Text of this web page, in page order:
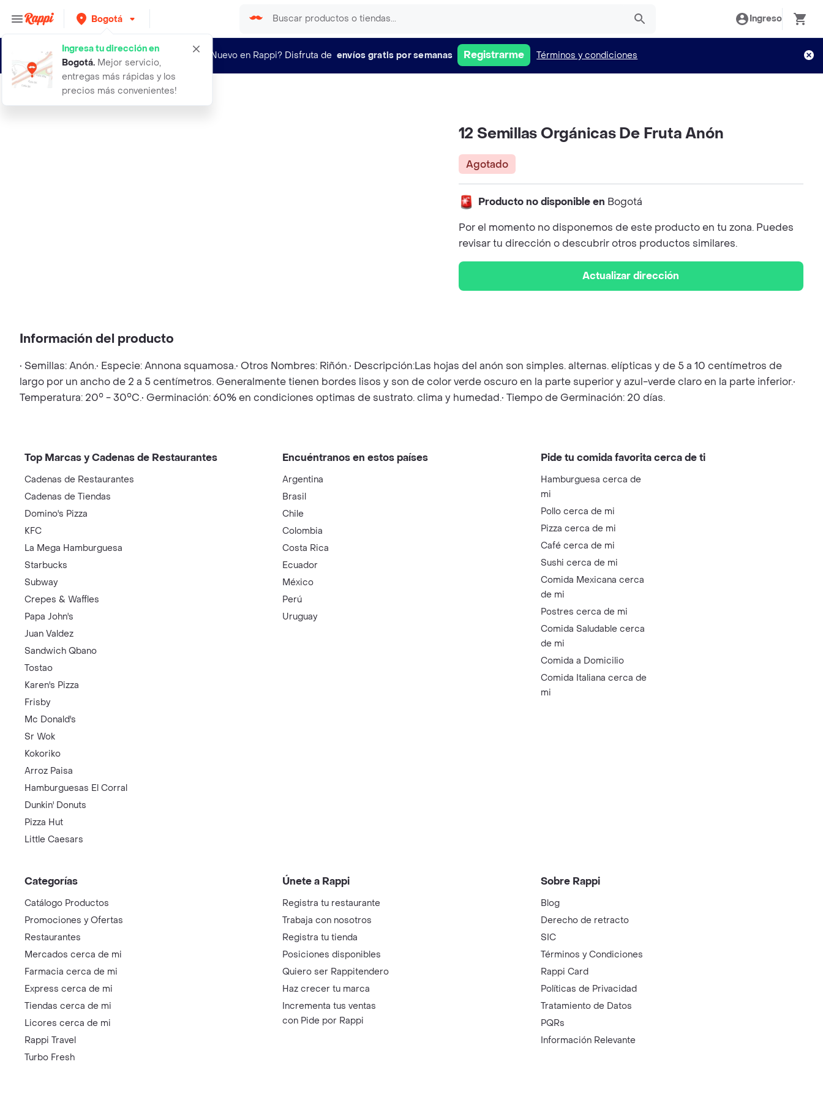
Bogotá
Ingresa tu dirección en
Bogotá. Mejor servicio,
entregas más rápidas y los
precios más convenientes!
Ingreso
¿Nuevo en Rappi? Disfruta de envíos gratis por semanas Registrarme Términos y condiciones
12 semillas organicas de fruta anon
12 Semillas Orgánicas De Fruta Anón
Agotado
Producto no disponible en Bogotá
Por el momento no disponemos de este producto en tu zona. Puedes
revisar tu dirección o descubrir otros productos similares.
Actualizar dirección
Información del producto
• Semillas: Anón.• Especie: Annona squamosa.• Otros Nombres: Riñón.• Descripción:Las hojas del anón son simples. alternas. elípticas y de 5 a 10 centímetros de
largo por un ancho de 2 a 5 centímetros. Generalmente tienen bordes lisos y son de color verde oscuro en la parte superior y azul-verde claro en la parte inferior.•
Temperatura: 20° - 30°C.• Germinación: 60% en condiciones optimas de sustrato. clima y humedad.• Tiempo de Germinación: 20 días.
Top Marcas y Cadenas de Restaurantes
Cadenas de Restaurantes
Cadenas de Tiendas
Domino's Pizza
KFC
La Mega Hamburguesa
Starbucks
Subway
Crepes & Waffles
Papa John's
Juan Valdez
Sandwich Qbano
Tostao
Karen's Pizza
Frisby
Mc Donald's
Sr Wok
Kokoriko
Arroz Paisa
Hamburguesas El Corral
Dunkin' Donuts
Pizza Hut
Little Caesars
Encuéntranos en estos países
Argentina
Brasil
Chile
Colombia
Costa Rica
Ecuador
México
Perú
Uruguay
Pide tu comida favorita cerca de ti
Hamburguesa cerca de
mi
Pollo cerca de mi
Pizza cerca de mi
Café cerca de mi
Sushi cerca de mi
Comida Mexicana cerca
de mi
Postres cerca de mi
Comida Saludable cerca
de mi
Comida a Domicilio
Comida Italiana cerca de
mi
Categorías
Catálogo Productos
Promociones y Ofertas
Restaurantes
Mercados cerca de mi
Farmacia cerca de mi
Express cerca de mi
Tiendas cerca de mi
Licores cerca de mi
Rappi Travel
Turbo Fresh
Únete a Rappi
Registra tu restaurante
Trabaja con nosotros
Registra tu tienda
Posiciones disponibles
Quiero ser Rappitendero
Haz crecer tu marca
Incrementa tus ventas
con Pide por Rappi
Sobre Rappi
Blog
Derecho de retracto
SIC
Términos y Condiciones
Rappi Card
Políticas de Privacidad
Tratamiento de Datos
PQRs
Información Relevante